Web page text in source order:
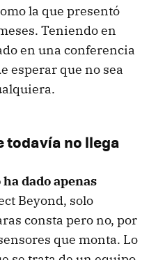
la que presentó
Teniendo en
en una conferencia
esperar que no sea
todavía no llega
ha dado apenas
Beyond, solo
consta pero no, por
que monta. Lo